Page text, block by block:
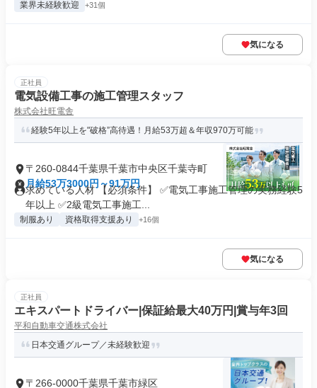
業界未経験歓迎 +31個
気になる
正社員
電気設備工事の施工管理スタッフ
株式会社旺電舎
経験5年以上を"破格”高待遇！月給53万超＆年収970万可能
〒260-0844千葉県千葉市中央区千葉寺町
月給53万3000円～91万円
求めている人材 【必須条件】 ✅電気工事施工管理の実務経験5
年以上 ✅2級電気工事施工...
制服あり 資格取得支援あり +16個
気になる
正社員
エキスパートドライバー|保証給最大40万円|賞与年3回
平和自動車交通株式会社
日本交通グループ／未経験歓迎
〒266-0000千葉県千葉市緑区